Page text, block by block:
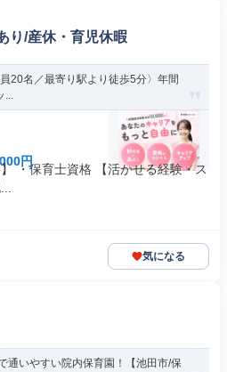
り/産休・育児休暇
20名／最寄り駅より徒歩5分〉年間
...
円
・保育士資格 【活かせる経験・ス
気になる
通いやすい院内保育園！【池田市/保